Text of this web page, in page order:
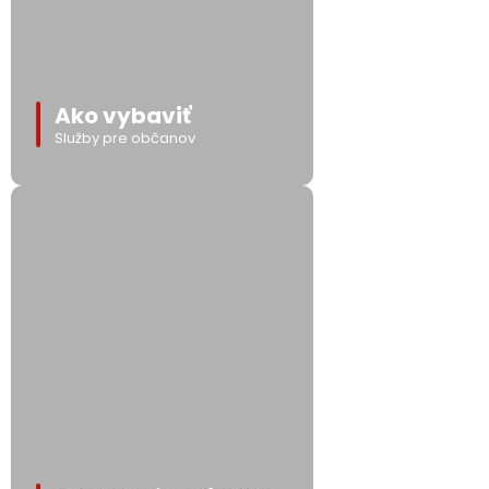
Ako vybaviť
Služby pre občanov